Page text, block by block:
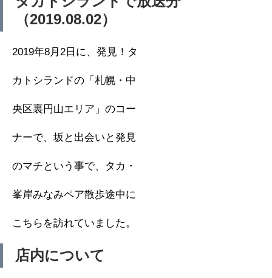
（2019.08.02）
2019年8月2日に、発見！タ
カトシランドの「札幌・中
央区裏円山エリア」のコー
ナーで、坂と出会いと発見
のマチという事で、タカ・
峯岸みなみペア散歩途中に
こちらを訪れていました。
店内について